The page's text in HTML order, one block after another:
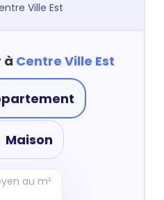
Ville Est
à Centre Ville Est
Maison
au m²